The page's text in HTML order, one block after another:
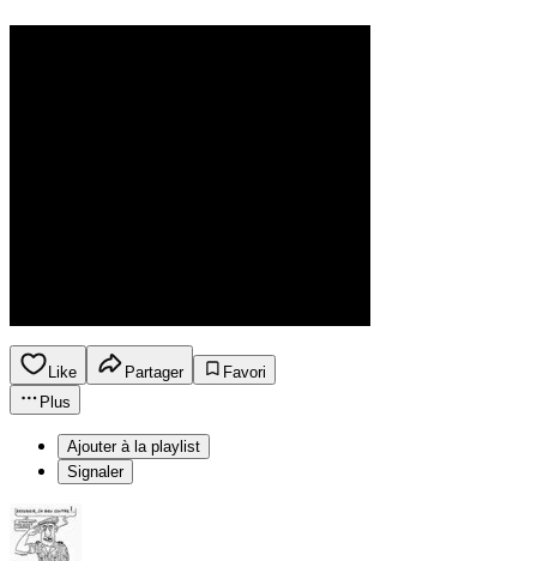
Like Partager
Favori
Plus
Ajouter à la playlist
Signaler